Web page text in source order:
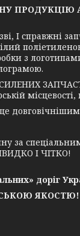
ПРОДУКЦІЮ
І справжні
з
місцевості,
за
І ЧІТКО!
доріг
ЯКОСТЮ!